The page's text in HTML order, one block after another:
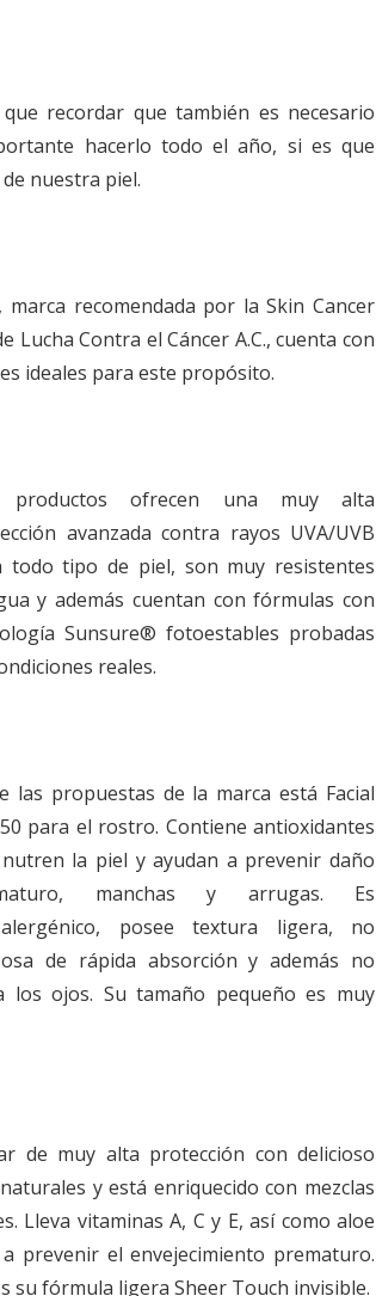
recordar que también es necesario
hacerlo todo el año, si es que
nuestra piel.
recomendada por la Skin Cancer
Lucha Contra el Cáncer A.C., cuenta con
ideales para este propósito.
productos ofrecen una muy alta
avanzada contra rayos UVA/UVB
todo tipo de piel, son muy resistentes
y además cuentan con fórmulas con
Sunsure® fotoestables probadas
reales.
las propuestas de la marca está Facial
50 para el rostro. Contiene antioxidantes
la piel y ayudan a prevenir daño
manchas y arrugas. Es
posee textura ligera, no
de rápida absorción y además no
los ojos. Su tamaño pequeño es muy
de muy alta protección con delicioso
y está enriquecido con mezclas
Lleva vitaminas A, C y E, así como aloe
prevenir el envejecimiento prematuro.
su fórmula ligera Sheer Touch invisible.